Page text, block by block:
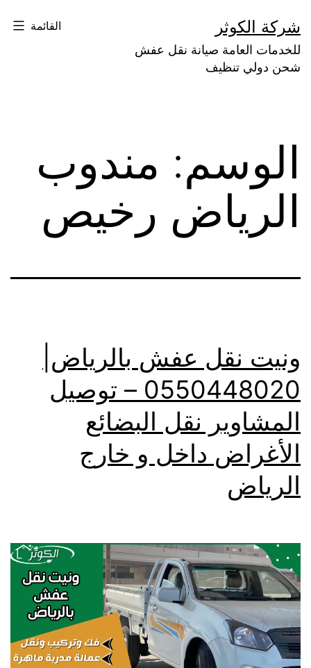
إلى
المحتوى
شركة الكوثر
للخدمات العامة صيانة نقل عفش
شحن دولي تنظيف
القائمة
الوسم: مندوب
الرياض رخيص
ونيت نقل عفش بالرياض|
0550448020 – توصيل
المشاوير نقل البضائع
الأغراض داخل و خارج
الرياض